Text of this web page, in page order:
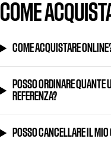
COME
COME ACQUISTARE
POSSO ORDINARE QUANTE
REFERENZA?
POSSO CANCELLARE IL MIO